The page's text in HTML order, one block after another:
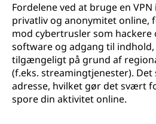
Fordelene ved at bruge en
privatliv og anonymitet online,
mod cybertrusler som hackere
software og adgang til
tilgængeligt på grund af
(f.eks. streamingtjenester). Det
adresse, hvilket gør det svært
spore din aktivitet online.